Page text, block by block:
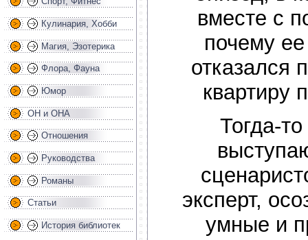
Кулинария, Хобби
Магия, Эзотерика
Флора, Фауна
Юмор
ОН и ОНА
Отношения
Руководства
Романы
Статьи
История библиотек
вместе с
почему
отказался
квартиру
Тогда-
эксперт,
умные и